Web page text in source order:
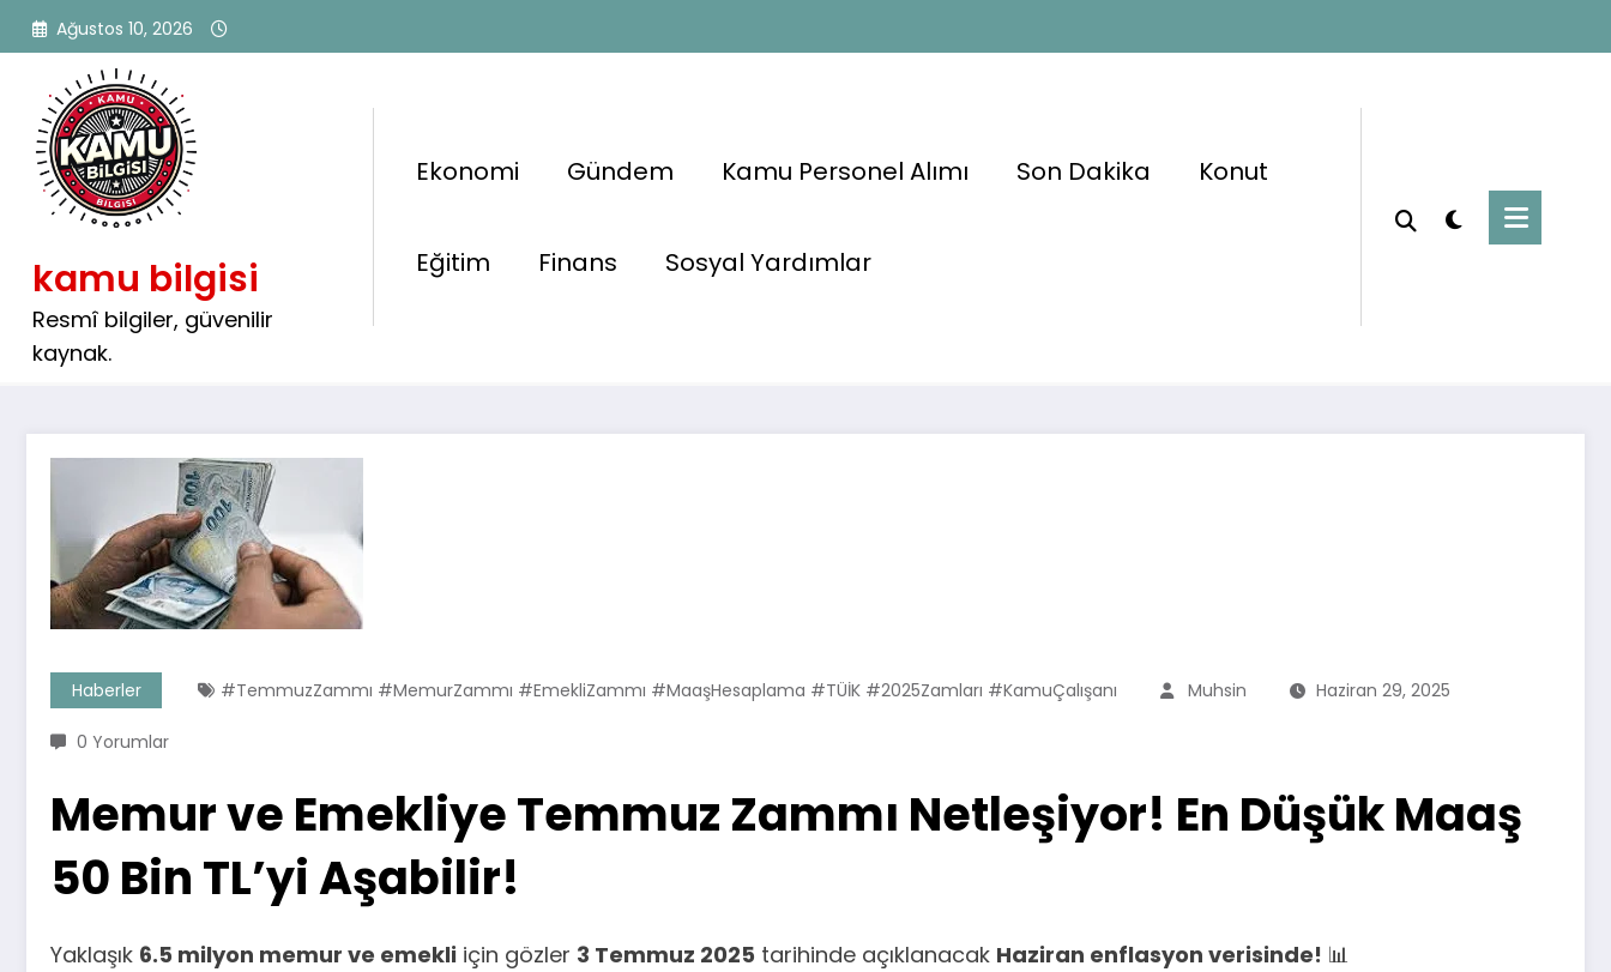
İçeriğe
atla
Ağustos 10, 2026
kamu bilgisi
Resmî bilgiler, güvenilir
kaynak.
Ekonomi Gündem Kamu Personel Alımı Son Dakika Konut
Eğitim Finans Sosyal Yardımlar
Memur ve Emekliye Temmuz Zammı
Netleşiyor! En Düşük Maaş 50 Bin TL’yi
Aşabilir!
Haberler
Haberler #TemmuzZammı #MemurZammı #EmekliZammı #MaaşHesaplama #TÜİK #2025Zamları #KamuÇalışanı Muhsin Haziran 29, 2025
0 Yorumlar
Memur ve Emekliye Temmuz Zammı Netleşiyor! En Düşük Maaş
50 Bin TL’yi Aşabilir!
Yaklaşık 6.5 milyon memur ve emekli için gözler 3 Temmuz 2025 tarihinde açıklanacak Haziran enflasyon verisinde! 📊